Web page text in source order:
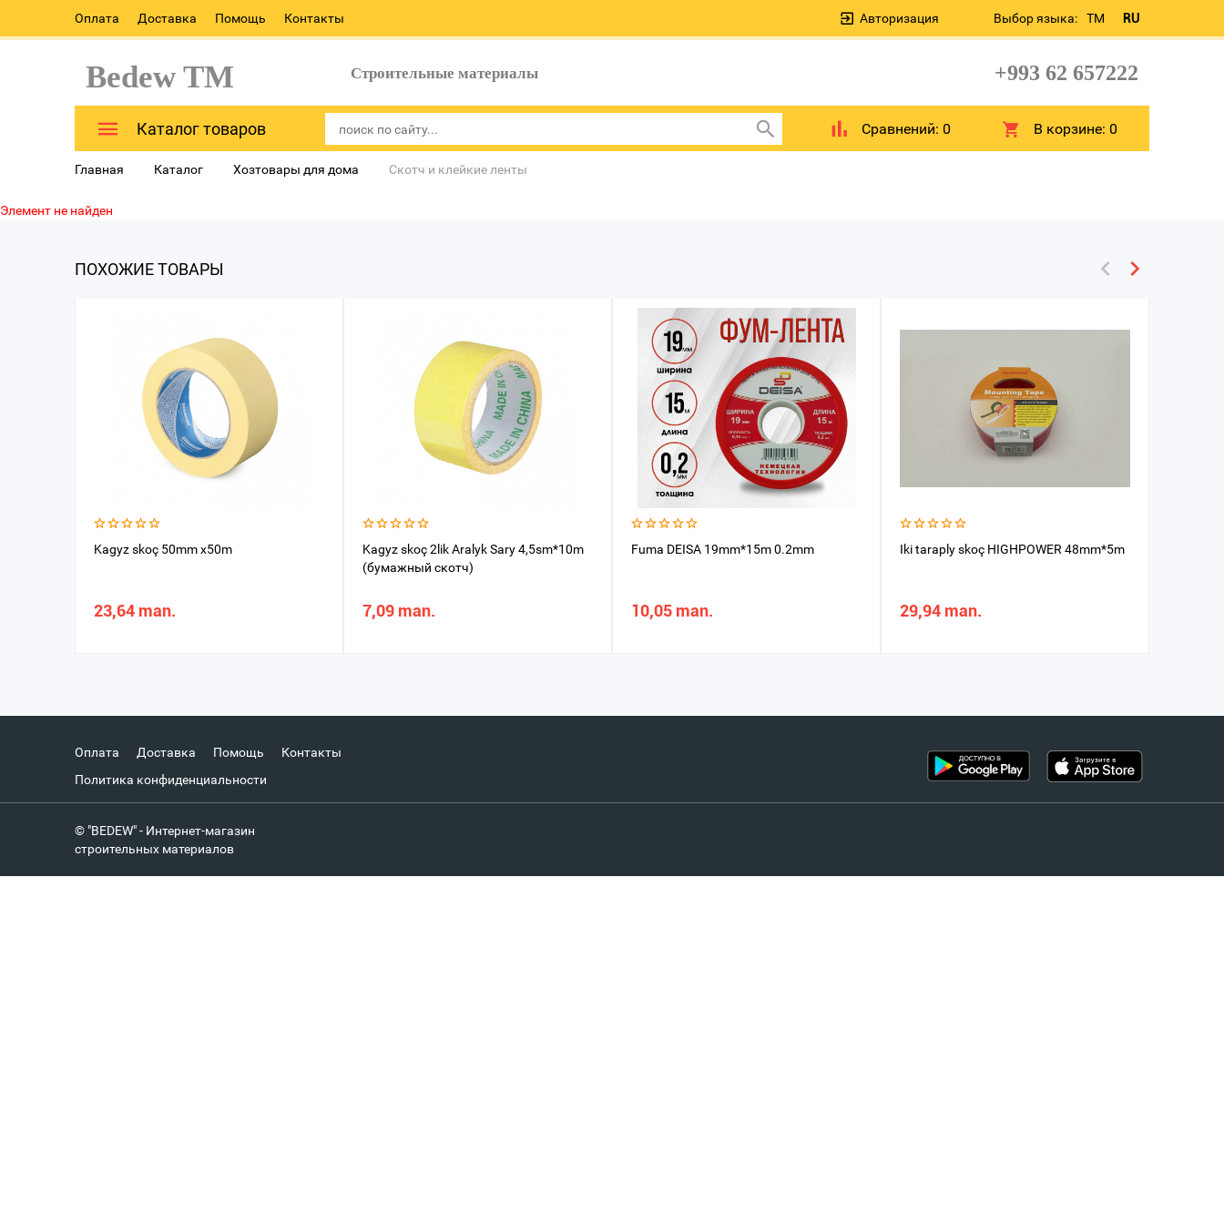
Оплата Доставка Помощь Контакты Выбор языка: TM RU
Авторизация
Bedew TM Строительные материалы +993 62 657222
Каталог товаров Сравнений: 0 В корзине:0
Главная Каталог Хозтовары для дома Скотч и клейкие ленты
Элемент не найден
ПОХОЖИЕ ТОВАРЫ
Kagyz skoç 50mm x50m
23,64 man.
Kagyz skoç 2lik Aralyk Sary 4,5sm*10m
(бумажный скотч)
7,09 man.
Fuma DEISA 19mm*15m 0.2mm
10,05 man.
Iki taraply skoç HIGHPOWER 48mm*5m
29,94 man.
Оплата Доставка Помощь
Контакты
Политика конфиденциальности
© "BEDEW" - Интернет-магазин
строительных материалов